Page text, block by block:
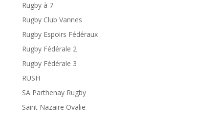
Rugby à 7
Rugby Club Vannes
Rugby Espoirs Fédéraux
Rugby Fédérale 2
Rugby Fédérale 3
RUSH
SA Parthenay Rugby
Saint Nazaire Ovalie